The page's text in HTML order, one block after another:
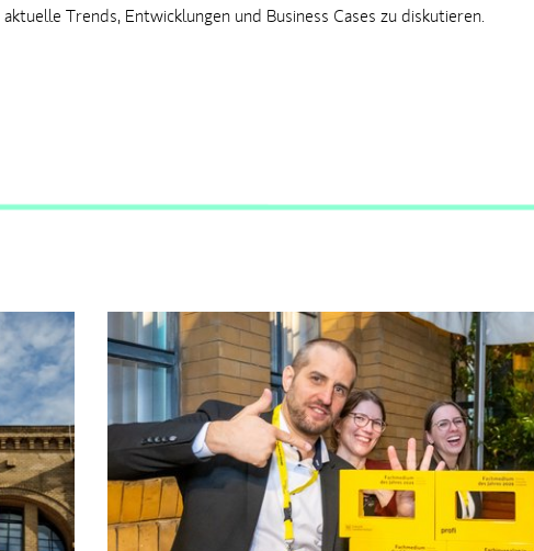
Trends, Entwicklungen und Business Cases zu diskutieren.